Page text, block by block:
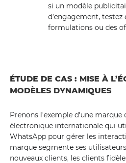
si un modèle
d’engagement, testez
formulations ou des
ÉTUDE DE CAS : MISE À
MODÈLES DYNAMIQUES
Prenons l'exemple d'une marque
électronique internationale qui
WhatsApp pour gérer les
marque segmente ses
nouveaux clients, les clients